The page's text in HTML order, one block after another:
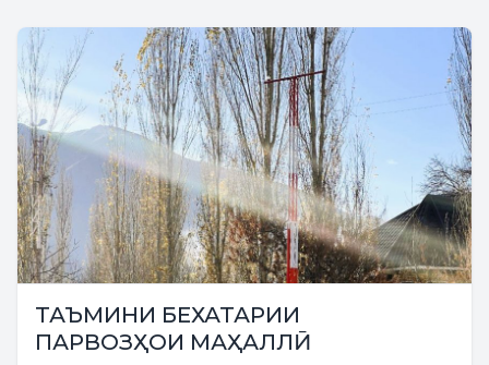
ТАЪМИНИ БЕХАТАРИИ
ПАРВОЗҲОИ МАҲАЛЛӢ